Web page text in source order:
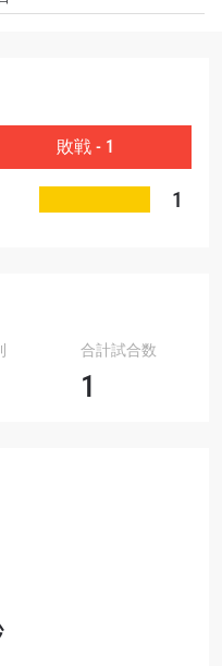
敗戦 - 1
1
合計試合数
1
る
により、お客様は当